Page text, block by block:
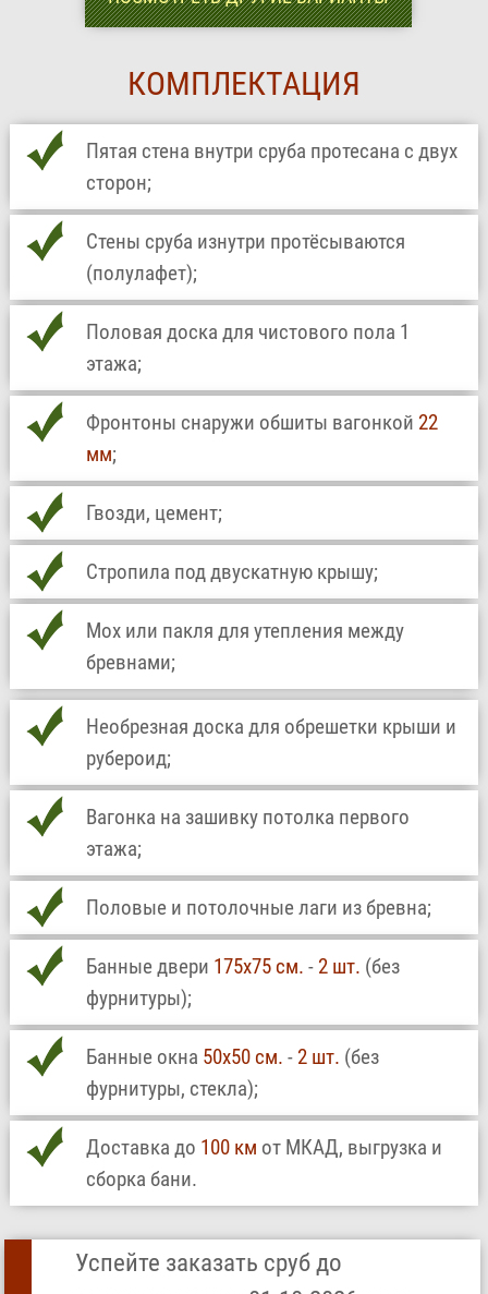
КОМПЛЕКТАЦИЯ
Пятая стена внутри сруба протесана с двух
сторон;
Стены сруба изнутри протёсываются
(полулафет);
Половая доска для чистового пола 1
этажа;
Фронтоны снаружи обшиты вагонкой 22
мм;
Гвозди, цемент;
Стропила под двускатную крышу;
Мох или пакля для утепления между
бревнами;
Необрезная доска для обрешетки крыши и
рубероид;
Вагонка на зашивку потолка первого
этажа;
Половые и потолочные лаги из бревна;
Банные двери 175х75 см. - 2 шт. (без
фурнитуры);
Банные окна 50х50 см. - 2 шт. (без
фурнитуры, стекла);
Доставка до 100 км от МКАД, выгрузка и
сборка бани.
Успейте заказать сруб до